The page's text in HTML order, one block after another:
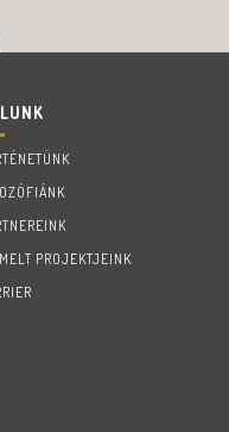
PROJEKTJEINK